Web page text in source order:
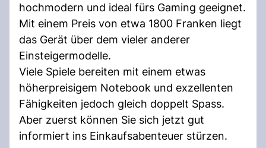
hochmodern und ideal fürs Gaming geeignet.
Mit einem Preis von etwa 1800 Franken liegt
das Gerät über dem vieler anderer
Einsteigermodelle.
Viele Spiele bereiten mit einem etwas
höherpreisigem Notebook und exzellenten
Fähigkeiten jedoch gleich doppelt Spass.
Aber zuerst können Sie sich jetzt gut
informiert ins Einkaufsabenteuer stürzen.